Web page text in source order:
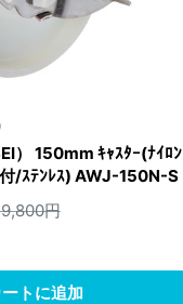
） 150mm ｷｬｽﾀｰ(ﾅｲﾛﾝ
/ｽﾃﾝﾚｽ) AWJ-150N-S
円
トに追加